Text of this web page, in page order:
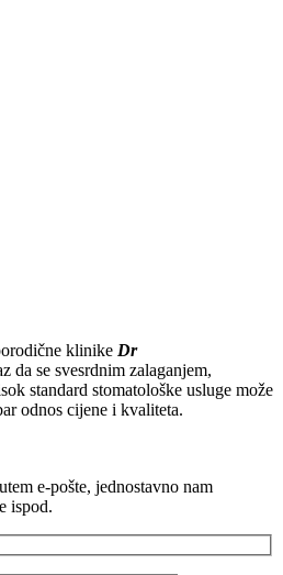
klinike Dr
da se svesrdnim zalaganjem,
standard stomatološke usluge može
odnos cijene i kvaliteta.
e-pošte, jednostavno nam
ispod.